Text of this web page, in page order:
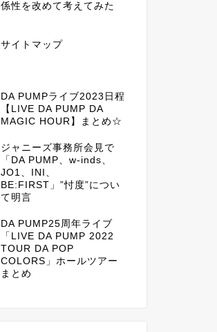
係性を改めて考えてみた
サイトマップ
DA PUMPライブ2023日程
【LIVE DA PUMP DA
MAGIC HOUR】まとめ☆
ジャニーズ事務所会見で
「DA PUMP、w-inds、
JO1、INI、
BE:FIRST」”忖度”につい
て明言
DA PUMP25周年ライブ
「LIVE DA PUMP 2022
TOUR DA POP
COLORS」ホールツアー
まとめ